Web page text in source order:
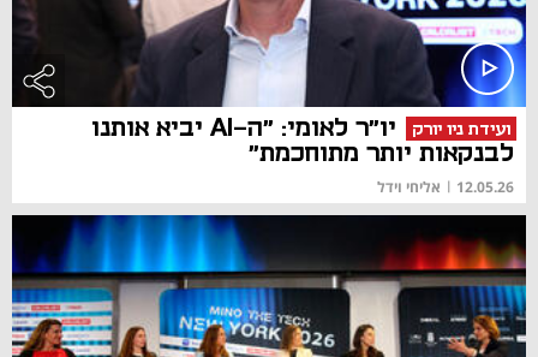
ועידת ניו יורק
יו"ר לאומי: "ה-AI יביא אותנו
לבנקאות יותר מתוחכמת"
12.05.26
| אליחי וידל